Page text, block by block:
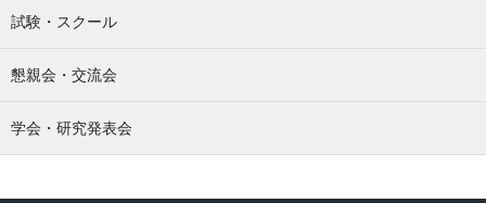
試験・スクール
懇親会・交流会
学会・研究発表会